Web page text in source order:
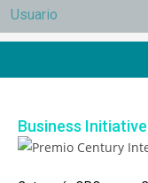
Business